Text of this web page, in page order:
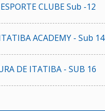
CLUBE Sub -12
ACADEMY - Sub 14
DE ITATIBA - SUB 16